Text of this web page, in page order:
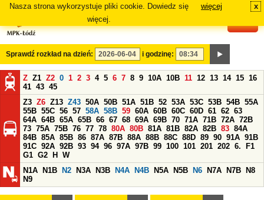
Nasza strona wykorzystuje pliki cookie. Dowiedz się
więcej.
więcej x
Sprawdź rozkład na dzień: i godzinę:
Z Z1 Z2 0 1 2 3 4 5 6 7 8 9 10A 10B 11 12 13 14 15 16
41 43 45
Z3 Z6 Z13 Z43 50A 50B 51A 51B 52 53A 53C 53B 54B 55A
55B 55C 56 57 58A 58B 59 60A 60B 60C 60D 61 62 63
64A 64B 65A 65B 66 67 68 69A 69B 70 71A 71B 72A 72B
73 75A 75B 76 77 78 80A 80B 81A 81B 82A 82B 83 84A
84B 85A 85B 86 87A 87B 88A 88B 88C 88D 89 90 91A 91B
91C 92A 92B 93 94 96 97A 97B 99 100 101 201 202 6.
F1
G1 G2 H
W
N1A
N1B N2 N3A N3B N4A N4B N5A N5B N6 N7A N7B
N8
N9